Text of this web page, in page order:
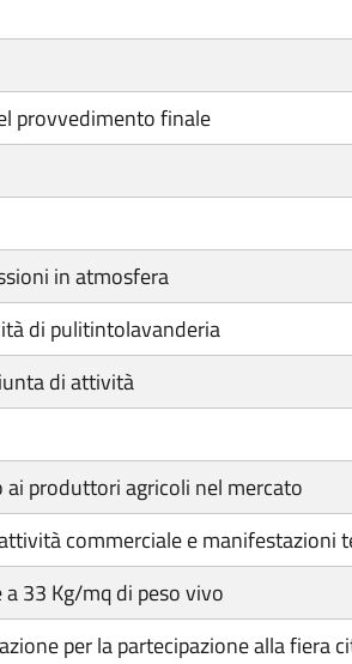
provvedimento finale
in atmosfera
di pulitintolavanderia
di attività
produttori agricoli nel mercato
commerciale e manifestazioni
33 Kg/mq di peso vivo
per la partecipazione alla fiera